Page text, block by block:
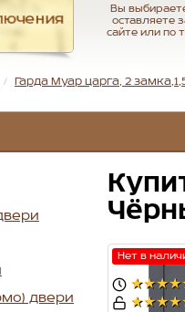
Вы
оставляете
сайте или по
Гарда Муар царга, 2
двери
Нет в